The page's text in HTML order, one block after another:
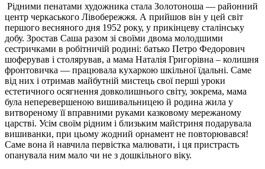
Рідними пенатами художника стала Золотоноша — районний
центр черкаського Лівобережжя. А прийшов він у цей світ
першого весняного дня 1952 року, у прикінцеву сталінську
добу. Зростав Саша разом зі своїми двома молодшими
сестричками в робітничій родині: батько Петро Федорович
шоферував і столярував, а мама Наталія Григорівна – колишня
фронтовичка — працювала кухаркою шкільної їдальні. Саме
від них і отримав майбутній мистець свої перші уроки
естетичного осягнення довколишнього світу, зокрема, мама
була неперевершеною вишивальницею й родина жила у
витвореному її вправними руками казковому мережаному
царстві. Усім своїм рідним і близьким майстриня подарувала
вишиванки, при цьому жодний орнамент не повторювався!
Саме вона й навчила первістка малювати, і ця пристрасть
опанувала ним мало чи не з дошкільного віку.